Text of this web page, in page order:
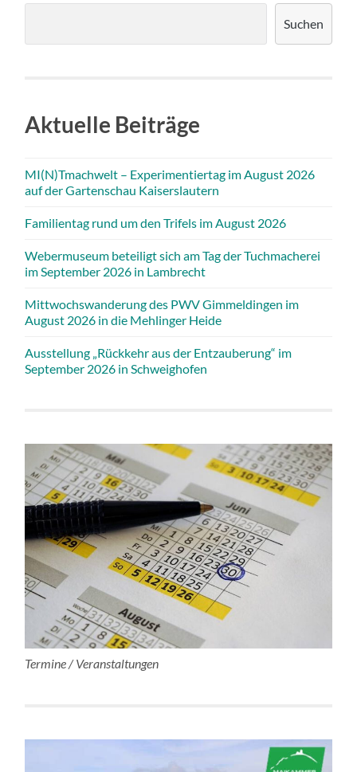
Suchen
Aktuelle Beiträge
MI(N)Tmachwelt – Experimentiertag im August 2026
auf der Gartenschau Kaiserslautern
Familientag rund um den Trifels im August 2026
Webermuseum beteiligt sich am Tag der Tuchmacherei
im September 2026 in Lambrecht
Mittwochswanderung des PWV Gimmeldingen im
August 2026 in die Mehlinger Heide
Ausstellung „Rückkehr aus der Entzauberung“ im
September 2026 in Schweighofen
Termine / Veranstaltungen